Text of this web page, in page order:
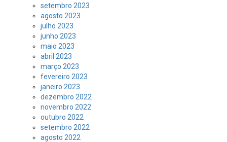
setembro 2023
agosto 2023
julho 2023
junho 2023
maio 2023
abril 2023
março 2023
fevereiro 2023
janeiro 2023
dezembro 2022
novembro 2022
outubro 2022
setembro 2022
agosto 2022